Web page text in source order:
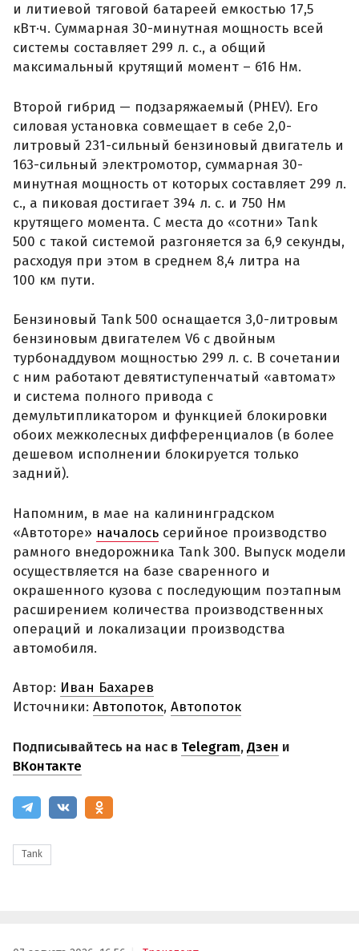
и литиевой тяговой батареей емкостью 17,5
кВт·ч. Суммарная 30-минутная мощность всей
системы составляет 299 л. с., а общий
максимальный крутящий момент – 616 Нм.
Второй гибрид — подзаряжаемый (PHEV). Его
силовая установка совмещает в себе 2,0-
литровый 231-сильный бензиновый двигатель и
163-сильный электромотор, суммарная 30-
минутная мощность от которых составляет 299 л.
с., а пиковая достигает 394 л. с. и 750 Нм
крутящего момента. С места до «сотни» Tank
500 с такой системой разгоняется за 6,9 секунды,
расходуя при этом в среднем 8,4 литра на
100 км пути.
Бензиновый Tank 500 оснащается 3,0-литровым
бензиновым двигателем V6 с двойным
турбонаддувом мощностью 299 л. с. В сочетании
с ним работают девятиступенчатый «автомат»
и система полного привода с
демультипликатором и функцией блокировки
обоих межколесных дифференциалов (в более
дешевом исполнении блокируется только
задний).
Напомним, в мае на калининградском
«Автоторе» началось серийное производство
рамного внедорожника Tank 300. Выпуск модели
осуществляется на базе сваренного и
окрашенного кузова с последующим поэтапным
расширением количества производственных
операций и локализации производства
автомобиля.
Автор: Иван Бахарев
Источники: Автопоток, Автопоток
Подписывайтесь на нас в Telegram,Дзен и
ВКонтакте
Tank